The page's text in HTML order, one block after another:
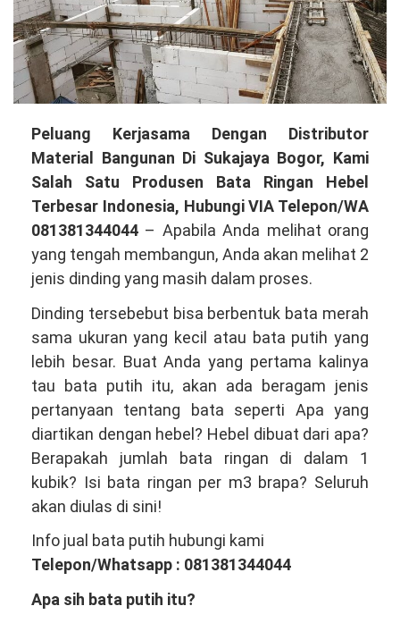
Membuka
Peluang
Kerjasama
Dengan
Distributor
Material
Bangunan
Sukajaya
Satu
Terbesar
Indonesia
Peluang Kerjasama Dengan Distributor
Material Bangunan Di Sukajaya Bogor, Kami
Salah Satu Produsen Bata Ringan Hebel
Terbesar Indonesia, Hubungi VIA Telepon/WA
081381344044 – Apabila Anda melihat orang
yang tengah membangun, Anda akan melihat 2
jenis dinding yang masih dalam proses.
Dinding tersebebut bisa berbentuk bata merah
sama ukuran yang kecil atau bata putih yang
lebih besar. Buat Anda yang pertama kalinya
tau bata putih itu, akan ada beragam jenis
pertanyaan tentang bata seperti Apa yang
diartikan dengan hebel? Hebel dibuat dari apa?
Berapakah jumlah bata ringan di dalam 1
kubik? Isi bata ringan per m3 brapa? Seluruh
akan diulas di sini!
Info jual bata putih hubungi kami
Telepon/Whatsapp : 081381344044
Apa sih bata putih itu?